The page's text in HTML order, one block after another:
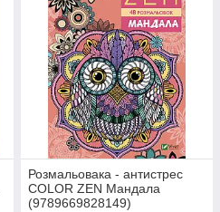
Розмальовака - антистрес
COLOR ZEN Мандала
(9789669828149)